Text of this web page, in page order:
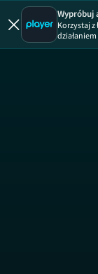
Wypróbuj
Korzystaj z
działaniem